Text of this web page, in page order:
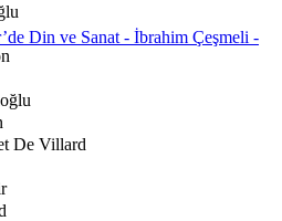
De Villard
Din ve Sanat - İbrahim Çeşmeli -